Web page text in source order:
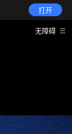
打开
无障碍